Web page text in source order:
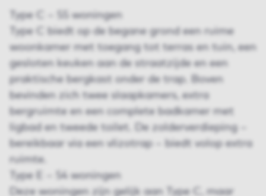
Type C – 55 woningen
Type C biedt op de begane grond een ruime
woonkamer met toegang tot terras en tuin, een
gesloten keuken aan de straatzijde en een
praktische bergkast onder de trap. Boven
bevinden zich twee slaapkamers, extra
bergruimte en een complete badkamer met
ligbad en tweede toilet. De zolderverdieping –
bereikbaar via een vlizotrap – biedt volop extra
ruimte.
Type E – 54 woningen
Deze woningen zijn gelijk aan Type C, maar